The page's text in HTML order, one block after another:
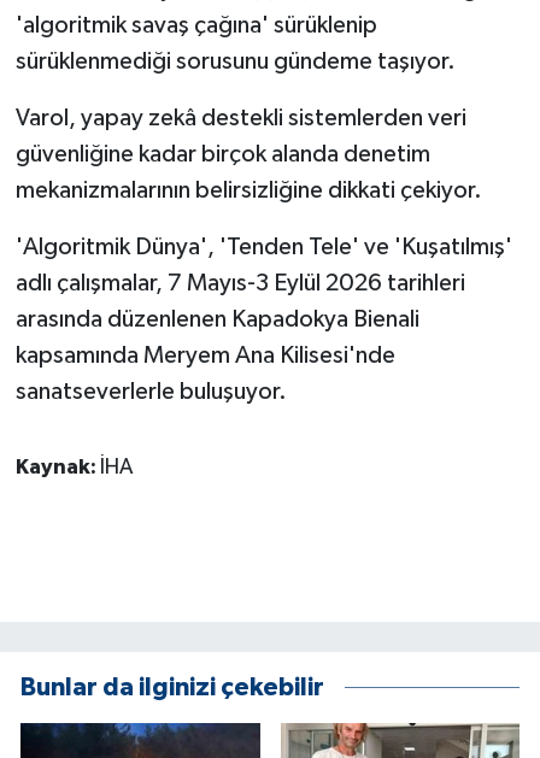
'algoritmik savaş çağına' sürüklenip
sürüklenmediği sorusunu gündeme taşıyor.
Varol, yapay zekâ destekli sistemlerden veri
güvenliğine kadar birçok alanda denetim
mekanizmalarının belirsizliğine dikkati çekiyor.
'Algoritmik Dünya', 'Tenden Tele' ve 'Kuşatılmış'
adlı çalışmalar, 7 Mayıs-3 Eylül 2026 tarihleri
arasında düzenlenen Kapadokya Bienali
kapsamında Meryem Ana Kilisesi'nde
sanatseverlerle buluşuyor.
Kaynak: İHA
Bunlar da ilginizi çekebilir